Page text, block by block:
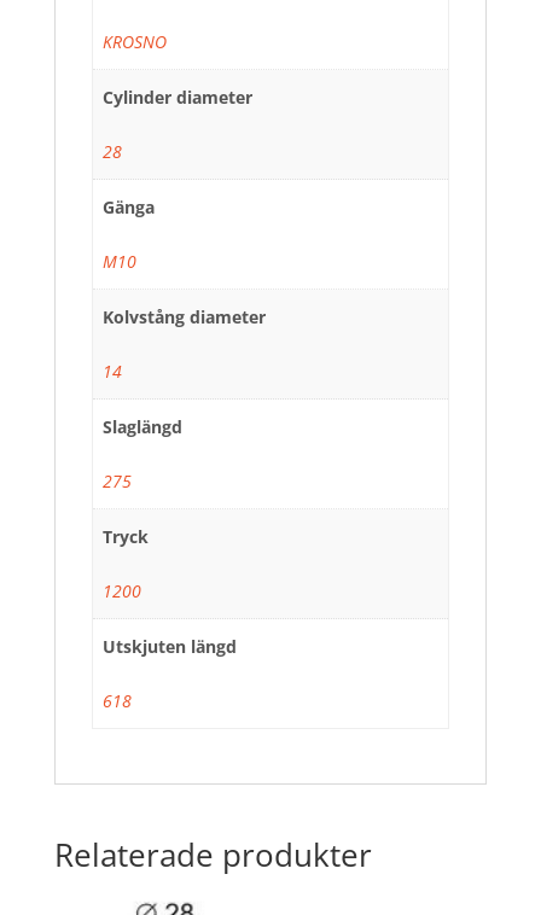
KROSNO
Cylinder diameter
28
Gänga
M10
Kolvstång diameter
14
Slaglängd
275
Tryck
1200
Utskjuten längd
618
Relaterade produkter